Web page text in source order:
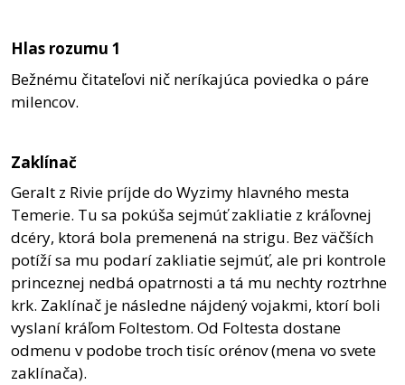
Hlas rozumu 1
Bežnému čitateľovi nič neríkajúca poviedka o páre
milencov.
Zaklínač
Geralt z Rivie príjde do Wyzimy hlavného mesta
Temerie. Tu sa pokúša sejmúť zakliatie z kráľovnej
dcéry, ktorá bola premenená na strigu. Bez väčších
potíží sa mu podarí zakliatie sejmúť, ale pri kontrole
princeznej nedbá opatrnosti a tá mu nechty roztrhne
krk. Zaklínač je následne nájdený vojakmi, ktorí boli
vyslaní kráľom Foltestom. Od Foltesta dostane
odmenu v podobe troch tisíc orénov (mena vo svete
zaklínača).